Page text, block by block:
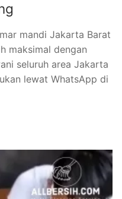
mandi Jakarta Barat
maksimal dengan
seluruh area Jakarta
lewat WhatsApp di